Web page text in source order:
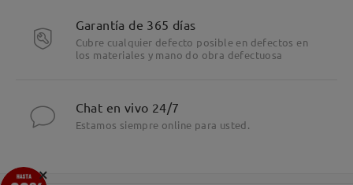
Garantía de 365 días
Cubre cualquier defecto posible en defectos en
los materiales y mano do obra defectuosa
Chat en vivo 24/7
Estamos siempre online para usted.
×